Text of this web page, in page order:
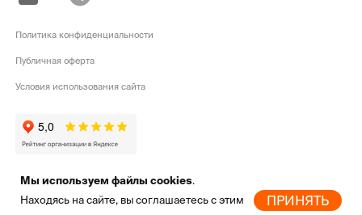
pike.ru © 2010 - 2026 | Высококачественная
отдыха от мировых брендов
Политика конфиденциальности
Публичная оферта
Условия использования сайта
Мы используем файлы cookies.
Находясь на сайте, вы соглашаетесь с этим
ПРИНЯТЬ